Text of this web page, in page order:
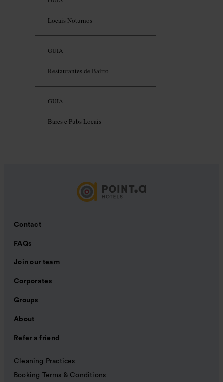
Locais Noturnos
GUIA
Restaurantes de Bairro
GUIA
Bares e Pubs Locais
Contact
FAQs
Join our team
Corporates
Groups
About
Refer a friend
Cleaning Practices
Booking Terms & Conditions